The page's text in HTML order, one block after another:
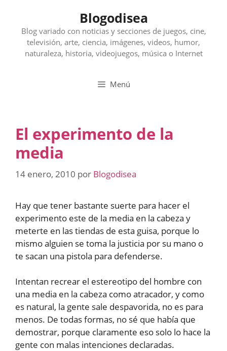
contenido
Blogodisea
Blog variado con noticias y secciones de juegos, cine,
televisión, arte, ciencia, imágenes, videos, humor,
naturaleza, historia, videojuegos, música o Internet
Menú
El experimento de la
media
14 enero, 2010 por Blogodisea
Hay que tener bastante suerte para hacer el
experimento este de la media en la cabeza y
meterte en las tiendas de esta guisa, porque lo
mismo alguien se toma la justicia por su mano o
te sacan una pistola para defenderse.
Intentan recrear el estereotipo del hombre con
una media en la cabeza como atracador, y como
es natural, la gente sale despavorida, no es para
menos. De todas formas, no sé que había que
demostrar, porque claramente eso solo lo hace la
gente con malas intenciones declaradas.